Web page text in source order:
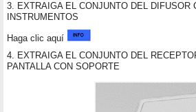
3. EXTRAIGA EL CONJUNTO DEL DIFUSOR
INSTRUMENTOS
Haga clic aquí
4. EXTRAIGA EL CONJUNTO DEL
PANTALLA CON SOPORTE